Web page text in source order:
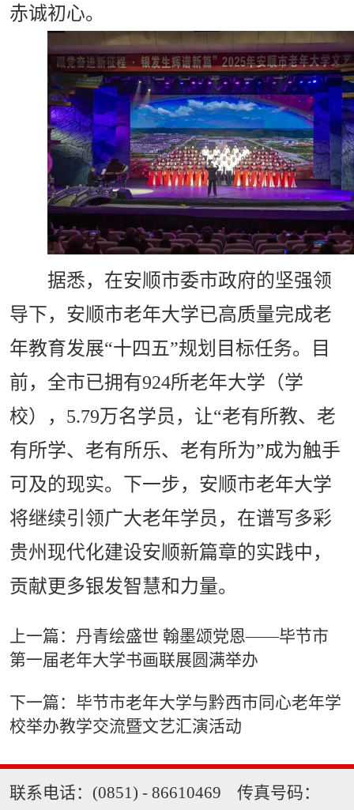
赤诚初心。
据悉，在安顺市委市政府的坚强领
导下，安顺市老年大学已高质量完成老
年教育发展“十四五”规划目标任务。目
前，全市已拥有924所老年大学（学
校），5.79万名学员，让“老有所教、老
有所学、老有所乐、老有所为”成为触手
可及的现实。下一步，安顺市老年大学
将继续引领广大老年学员，在谱写多彩
贵州现代化建设安顺新篇章的实践中，
贡献更多银发智慧和力量。
上一篇：丹青绘盛世 翰墨颂党恩——毕节市
第一届老年大学书画联展圆满举办
下一篇：毕节市老年大学与黔西市同心老年学
校举办教学交流暨文艺汇演活动
联系电话：(0851) - 86610469 传真号码：